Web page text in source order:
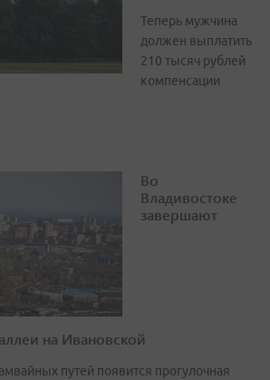
Теперь мужчина
должен выплатить
210 тысяч рублей
компенсации
Во
Владивостоке
завершают
на Ивановской
путей появится прогулочная